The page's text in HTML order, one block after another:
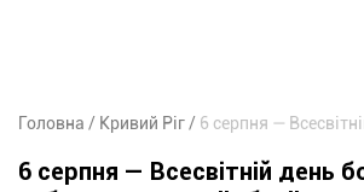
Головна Кривий Ріг
6 серпня — Всесвітній день